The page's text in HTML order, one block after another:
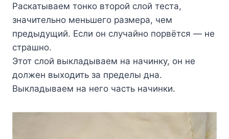
Раскатываем тонко второй слой теста,
значительно меньшего размера, чем
предыдущий. Если он случайно порвётся — не
страшно.
Этот слой выкладываем на начинку, он не
должен выходить за пределы дна.
Выкладываем на него часть начинки.